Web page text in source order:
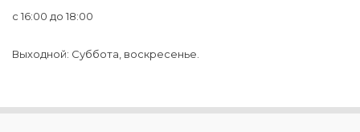
с 16:00 до 18:00
Выходной: Суббота, воскресенье.